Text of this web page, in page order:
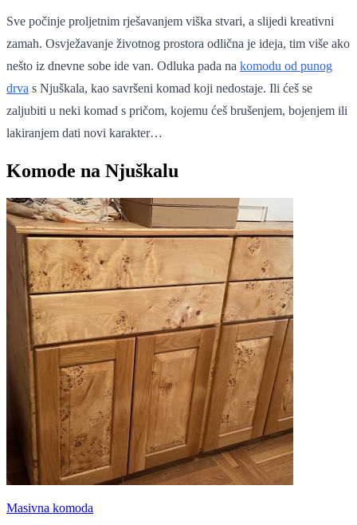
Sve počinje proljetnim rješavanjem viška stvari, a slijedi kreativni
zamah. Osvježavanje životnog prostora odlična je ideja, tim više ako
nešto iz dnevne sobe ide van. Odluka pada na komodu od punog
drva s Njuškala, kao savršeni komad koji nedostaje. Ili ćeš se
zaljubiti u neki komad s pričom, kojemu ćeš brušenjem, bojenjem ili
lakiranjem dati novi karakter…
Komode na Njuškalu
Masivna komoda